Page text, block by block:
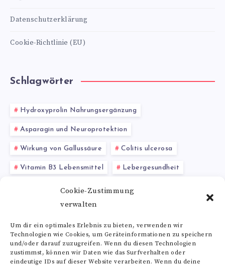
Cookie-Zustimmung
verwalten
Um dir ein optimales Erlebnis zu bieten, verwenden wir
Technologien wie Cookies, um Geräteinformationen zu speichern
und/oder darauf zuzugreifen. Wenn du diesen Technologien
zustimmst, können wir Daten wie das Surfverhalten oder
eindeutige IDs auf dieser Website verarbeiten. Wenn du deine
Datenschutzerklärung
Cookie-Richtlinie (EU)
Schlagwörter
Hydroxyprolin Nahrungsergänzung
Asparagin und Neuroprotektion
Wirkung von Gallussäure Colitis ulcerosa
Vitamin B3 Lebensmittel Lebergesundheit
Heidelbeeren kaufen
Prolin Wirkung Melatonin
Alle Schlagwörter